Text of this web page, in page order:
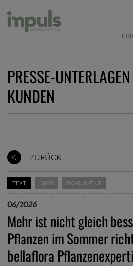
PRESSE-
KUNDEN
ZURÜCK
TEXT BILD DOKUMENT
06/2026
Mehr ist nicht gleich
Pflanzen im Sommer
bellaflora